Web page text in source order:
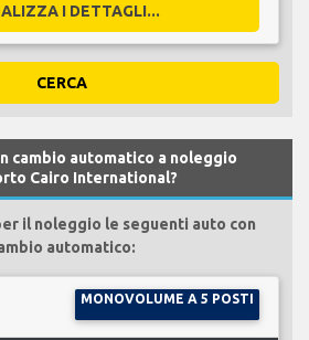
I DETTAGLI...
CERCA
cambio automatico a noleggio
Cairo International?
il noleggio le seguenti auto con
automatico:
MONOVOLUME A 5 POSTI